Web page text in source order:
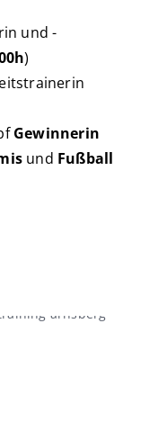
und -
)
Gewinnerin
und Fußball